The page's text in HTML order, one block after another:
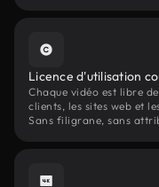
Licence d'utilisation
Chaque vidéo est libre
clients, les sites web et
Sans filigrane, sans